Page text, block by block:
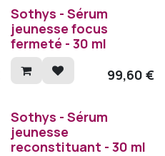
Sothys - Sérum
jeunesse focus
fermeté - 30 ml
99,60 €
Sothys - Sérum
jeunesse
reconstituant - 30 ml